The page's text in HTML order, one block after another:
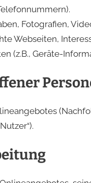
Fotografien,
Webseiten,
(z.B., Geräte-